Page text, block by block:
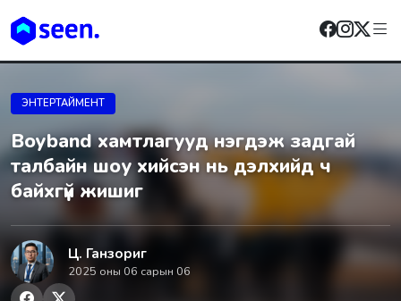
ЭНТЕРТАЙМЕНТ
Boyband хамтлагууд нэгдэж задгай
талбайн шоу хийсэн нь дэлхийд ч
байхгүй жишиг
Ц. Ганзориг
2025 оны 06 сарын 06